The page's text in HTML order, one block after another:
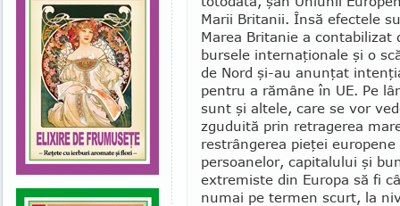
Marii Brita­nii. Însă efectele
Marea Britanie a
bursele internaţionale şi o
de Nord şi-au anunţat
pentru a rămâne în UE. Pe
sunt şi al­tele, care se vor
zguduită prin retragerea
restrângerea pieţei
persoanelor, capitalului şi
extremiste din Europa să fi
numai pe termen scurt, la